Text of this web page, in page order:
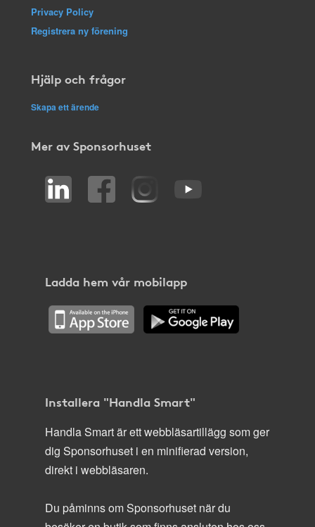
Privacy Policy
Registrera ny förening
Hjälp och frågor
Skapa ett ärende
Mer av Sponsorhuset
Ladda hem vår mobilapp
Installera "Handla Smart"
Handla Smart är ett webbläsartillägg som ger
dig Sponsorhuset i en minifierad version,
direkt i webbläsaren.
Du påminns om Sponsorhuset när du